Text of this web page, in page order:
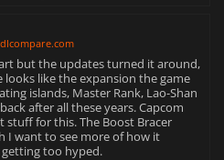
dlcompare.com
but the updates turned it around,
looks like the expansion the game
islands, Master Rank, Lao-Shan
after all these years. Capcom
stuff for this. The Boost Bracer
I want to see more of how it
too hyped.